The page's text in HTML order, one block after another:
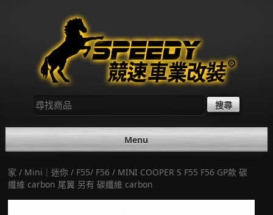
尋
找：
Menu
家 / Mini｜迷你 / F55/ F56 / MINI COOPER S F55 F56 GP款 碳
纖維 carbon 尾翼 另有 碳纖維 carbon